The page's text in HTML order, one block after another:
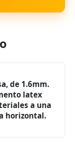
de 1.6mm.
latex
a una
horizontal.